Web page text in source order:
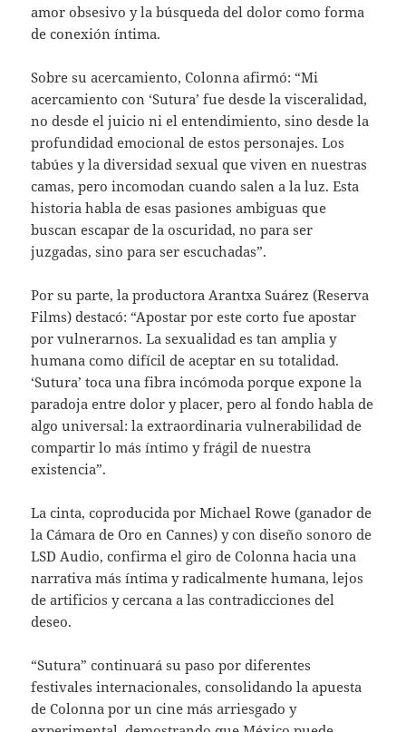
amor obsesivo y la búsqueda del dolor como forma
de conexión íntima.
Sobre su acercamiento, Colonna afirmó: “Mi
acercamiento con ‘Sutura’ fue desde la visceralidad,
no desde el juicio ni el entendimiento, sino desde la
profundidad emocional de estos personajes. Los
tabúes y la diversidad sexual que viven en nuestras
camas, pero incomodan cuando salen a la luz. Esta
historia habla de esas pasiones ambiguas que
buscan escapar de la oscuridad, no para ser
juzgadas, sino para ser escuchadas”.
Por su parte, la productora Arantxa Suárez (Reserva
Films) destacó: “Apostar por este corto fue apostar
por vulnerarnos. La sexualidad es tan amplia y
humana como difícil de aceptar en su totalidad.
‘Sutura’ toca una fibra incómoda porque expone la
paradoja entre dolor y placer, pero al fondo habla de
algo universal: la extraordinaria vulnerabilidad de
compartir lo más íntimo y frágil de nuestra
existencia”.
La cinta, coproducida por Michael Rowe (ganador de
la Cámara de Oro en Cannes) y con diseño sonoro de
LSD Audio, confirma el giro de Colonna hacia una
narrativa más íntima y radicalmente humana, lejos
de artificios y cercana a las contradicciones del
deseo.
“Sutura” continuará su paso por diferentes
festivales internacionales, consolidando la apuesta
de Colonna por un cine más arriesgado y